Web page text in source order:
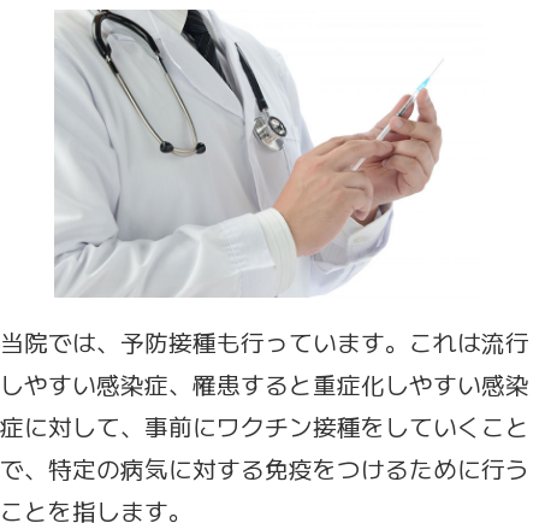
当院では、予防接種も行っています。これは流行
しやすい感染症、罹患すると重症化しやすい感染
症に対して、事前にワクチン接種をしていくこと
で、特定の病気に対する免疫をつけるために行う
ことを指します。